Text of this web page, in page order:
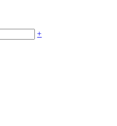
+